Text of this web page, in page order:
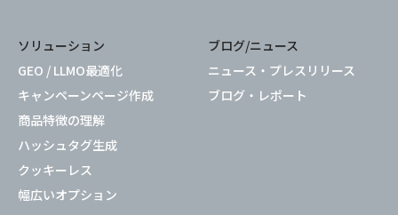
ソリューション
GEO / LLMO最適化
キャンペーンページ作成
商品特徴の理解
ハッシュタグ生成
クッキーレス
幅広いオプション
ブログ/ニュース
ニュース・プレスリリース
ブログ・レポート